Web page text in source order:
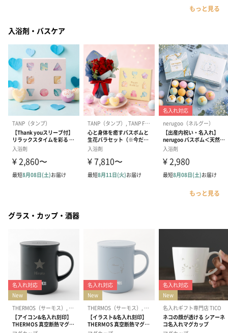
もっと見る
入浴剤・バスケア
もっと見る
グラス・カップ・酒器